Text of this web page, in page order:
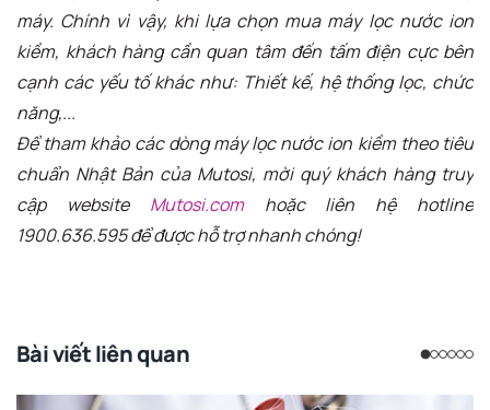
máy. Chính vì vậy, khi lựa chọn mua máy lọc nước ion
kiềm, khách hàng cần quan tâm đến tấm điện cực bên
cạnh các yếu tố khác như: Thiết kế, hệ thống lọc, chức
năng,...
Để tham khảo các dòng máy lọc nước ion kiềm theo tiêu
chuẩn Nhật Bản của Mutosi, mời quý khách hàng truy
cập website Mutosi.comhoặc liên hệ hotline
1900.636.595 để được hỗ trợ nhanh chóng!
Bài viết liên quan